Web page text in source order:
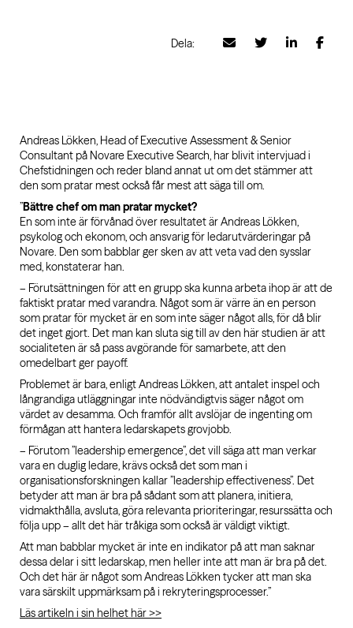
Dela:
Andreas Lökken, Head of Executive Assessment & Senior
Consultant på Novare Executive Search, har blivit intervjuad i
Chefstidningen och reder bland annat ut om det stämmer att
den som pratar mest också får mest att säga till om.
”Bättre chef om man pratar mycket?
En som inte är förvånad över resultatet är Andreas Lökken,
psykolog och ekonom, och ansvarig för ledarutvärderingar på
Novare. Den som babblar ger sken av att veta vad den sysslar
med, konstaterar han.
– Förutsättningen för att en grupp ska kunna arbeta ihop är att de
faktiskt pratar med varandra. Något som är värre än en person
som pratar för mycket är en som inte säger något alls, för då blir
det inget gjort. Det man kan sluta sig till av den här studien är att
socialiteten är så pass avgörande för samarbete, att den
omedelbart ger payoff.
Problemet är bara, enligt Andreas Lökken, att antalet inspel och
långrandiga utläggningar inte nödvändigtvis säger något om
värdet av desamma. Och framför allt avslöjar de ingenting om
förmågan att hantera ledarskapets grovjobb.
– Förutom ”leadership emergence”, det vill säga att man verkar
vara en duglig ledare, krävs också det som man i
organisationsforskningen kallar ”leadership effectiveness”. Det
betyder att man är bra på sådant som att planera, initiera,
vidmakthålla, avsluta, göra relevanta prioriteringar, resurssätta och
följa upp – allt det här tråkiga som också är väldigt viktigt.
Att man babblar mycket är inte en indikator på att man saknar
dessa delar i sitt ledarskap, men heller inte att man är bra på det.
Och det här är något som Andreas Lökken tycker att man ska
vara särskilt uppmärksam på i rekryteringsprocesser.”
Läs artikeln i sin helhet här >>